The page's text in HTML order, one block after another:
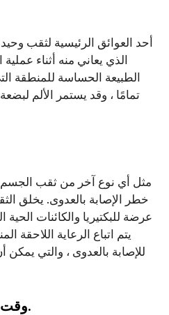
أحد العوائق الرئيسية لثقب
الذي يعاني منه أثناء
الطبيعة الحساسة للمنطقة
تمامًا ، وقد يستمر الألم
مثل أي نوع آخر من ثقب الجسم
خطر الإصابة بالعدوى. يخلق
عرضة للبكتيريا والكائنات الحية
يتم اتباع الرعاية اللاحقة
للإصابة بالعدوى ، والتي
3. وقت الشفاء والمضاعفات.